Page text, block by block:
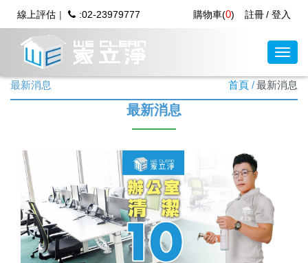
線上評估 :02-23979777 註冊 登入
購物車(0)
最新消息 首頁 最新消息
最新消息